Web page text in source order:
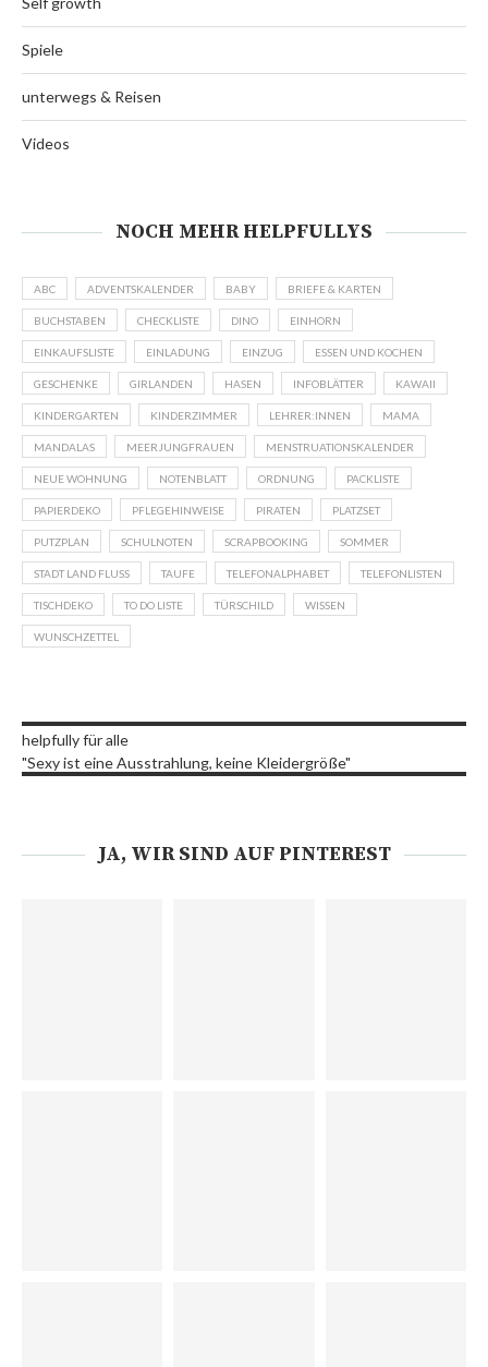
Spiele
unterwegs & Reisen
Videos
NOCH MEHR HELPFULLYS
ABC ADVENTSKALENDER BABY BRIEFE & KARTEN
BUCHSTABEN CHECKLISTE DINO EINHORN
EINKAUFSLISTE EINLADUNG EINZUG ESSEN UND KOCHEN
GESCHENKE GIRLANDEN HASEN INFOBLÄTTER KAWAII
KINDERGARTEN KINDERZIMMER LEHRER:INNEN MAMA
MANDALAS MEERJUNGFRAUEN MENSTRUATIONSKALENDER
NEUE WOHNUNG NOTENBLATT ORDNUNG PACKLISTE
PAPIERDEKO PFLEGEHINWEISE PIRATEN PLATZSET
PUTZPLAN SCHULNOTEN SCRAPBOOKING SOMMER
STADT LAND FLUSS TAUFE TELEFONALPHABET TELEFONLISTEN
TISCHDEKO TO DO LISTE TÜRSCHILD WISSEN
WUNSCHZETTEL
helpfully für alle
"Sexy ist eine Ausstrahlung, keine Kleidergröße"
JA, WIR SIND AUF PINTEREST